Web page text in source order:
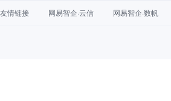
友情链接 网易智企·云信 网易智企·数帆